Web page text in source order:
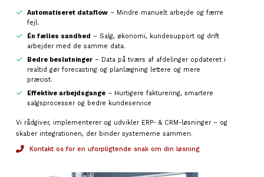
Automatiseret dataflow – Mindre manuelt arbejde og færre
fejl.
Én fælles sandhed – Salg, økonomi, kundesupport og drift
arbejder med de samme data.
Bedre beslutninger – Data på tværs af afdelinger opdateret i
realtid gør forecasting og planlægning lettere og mere
præcist.
Effektive arbejdsgange – Hurtigere fakturering, smartere
salgsprocesser og bedre kundeservice
Vi rådgiver, implementerer og udvikler ERP- & CRM-løsninger – og
skaber integrationen, der binder systemerne sammen.
Kontakt os for en uforpligtende snak om din løsning